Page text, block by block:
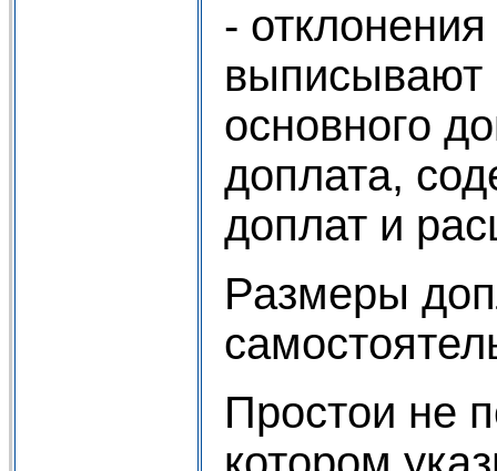
-
выписывают
основного
доплата,
доплат и
Размеры
Простои не